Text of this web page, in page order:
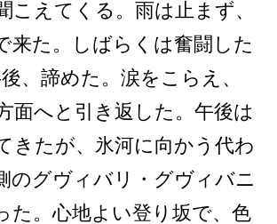
こ­えてくる。雨は止まず、
来た。しばらく­は奮闘した
、諦めた。涙をこらえ、
面へと引き返した。午後は
き­たが、氷河に向かう代わ
のグヴィバリ・­グヴィバニ
た。心地よい登り坂で、色